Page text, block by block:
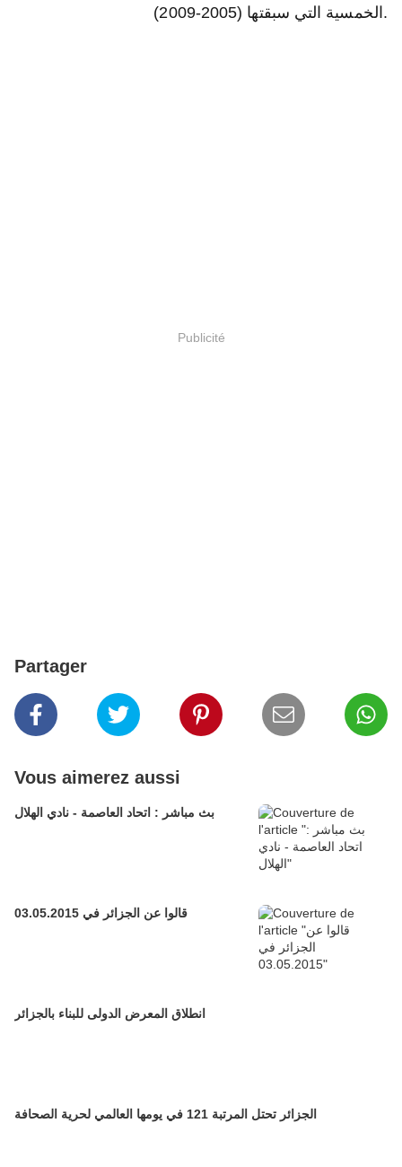
الخمسية التي سبقتها (2005-2009).
Publicité
Partager
Vous aimerez aussi
بث مباشر : اتحاد العاصمة - نادي الهلال
قالوا عن الجزائر في 03.05.2015
انطلاق المعرض الدولى للبناء بالجزائر
الجزائر تحتل المرتبة 121 في يومها العالمي لحرية الصحافة